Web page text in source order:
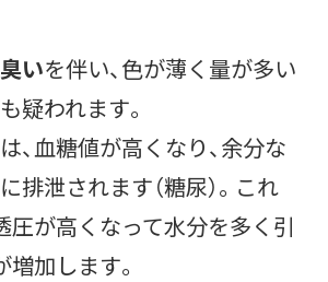
いを伴い、色が薄く量が多い
疑われます。
、血糖値が高くなり、余分な
排泄されます（糖尿）。これ
圧が高くなって水分を多く引
増加します。